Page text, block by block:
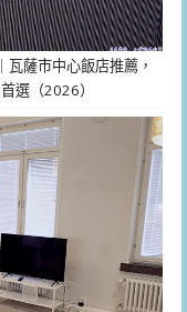
薩市中心飯店推薦，
選（2026）